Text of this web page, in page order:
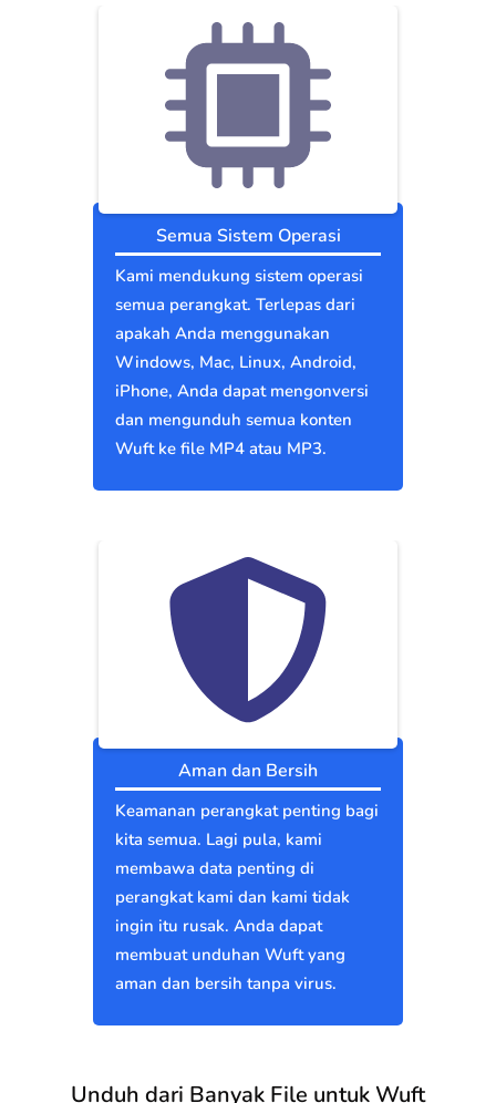
Semua Sistem Operasi
Kami mendukung sistem operasi
semua perangkat. Terlepas dari
apakah Anda menggunakan
Windows, Mac, Linux, Android,
iPhone, Anda dapat mengonversi
dan mengunduh semua konten
Wuft ke file MP4 atau MP3.
Aman dan Bersih
Keamanan perangkat penting bagi
kita semua. Lagi pula, kami
membawa data penting di
perangkat kami dan kami tidak
ingin itu rusak. Anda dapat
membuat unduhan Wuft yang
aman dan bersih tanpa virus.
Unduh dari Banyak File untuk Wuft